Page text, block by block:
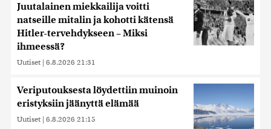
Juutalainen miekkailija voitti
natseille mitalin ja kohotti kätensä
Hitler-tervehdykseen – Miksi
ihmeessä?
Uutiset | 6.8.2026 21:31
Veriputouksesta löydettiin muinoin
eristyksiin jäänyttä elämää
Uutiset | 6.8.2026 21:15